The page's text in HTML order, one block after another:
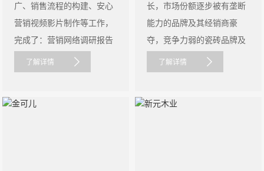
广、销售流程的构建、安心
营销视频影片制作等工作，
完成了：营销网络调研报告
、安......
了解详情
长，市场份额逐步被有垄断
能力的品牌及其经销商豪
夺，竞争力弱的瓷砖品牌及
其经销商必......
了解详情